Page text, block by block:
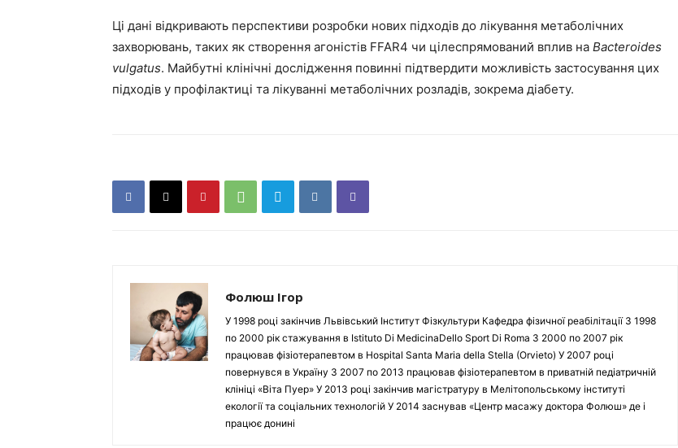
Ці дані відкривають перспективи розробки нових підходів до лікування метаболічних
захворювань, таких як створення агоністів FFAR4 чи цілеспрямований вплив на Bacteroides
vulgatus. Майбутні клінічні дослідження повинні підтвердити можливість застосування цих
підходів у профілактиці та лікуванні метаболічних розладів, зокрема діабету.
Фолюш Ігор
У 1998 році закінчив Львівський Інститут Фізкультури Кафедра фізичної реабілітації З 1998
по 2000 рік стажування в Istituto Di MedicinaDello Sport Di Roma З 2000 по 2007 рік
працював фізіотерапевтом в Hospital Santa Maria della Stella (Orvieto) У 2007 році
повернувся в Україну З 2007 по 2013 працював фізіотерапевтом в приватній педіатричній
клініці «Віта Пуер» У 2013 році закінчив магістратуру в Мелітопольському інституті
екології та соціальних технологій У 2014 заснував «Центр масажу доктора Фолюш» де і
працює донині